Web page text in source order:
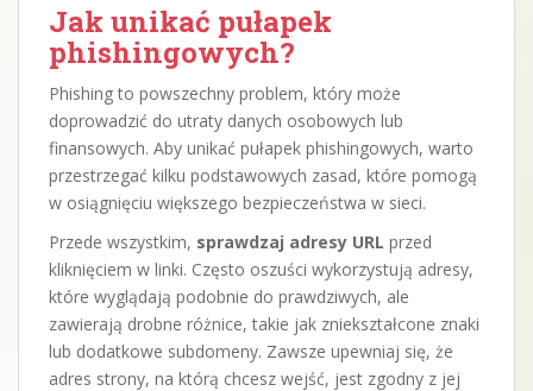
Jak unikać pułapek
phishingowych?
Phishing to powszechny problem, który może
doprowadzić do utraty danych osobowych lub
finansowych. Aby unikać pułapek phishingowych, warto
przestrzegać kilku podstawowych zasad, które pomogą
w osiągnięciu większego bezpieczeństwa w sieci.
Przede wszystkim, sprawdzaj adresy URL przed
kliknięciem w linki. Często oszuści wykorzystują adresy,
które wyglądają podobnie do prawdziwych, ale
zawierają drobne różnice, takie jak zniekształcone znaki
lub dodatkowe subdomeny. Zawsze upewniaj się, że
adres strony, na którą chcesz wejść, jest zgodny z jej